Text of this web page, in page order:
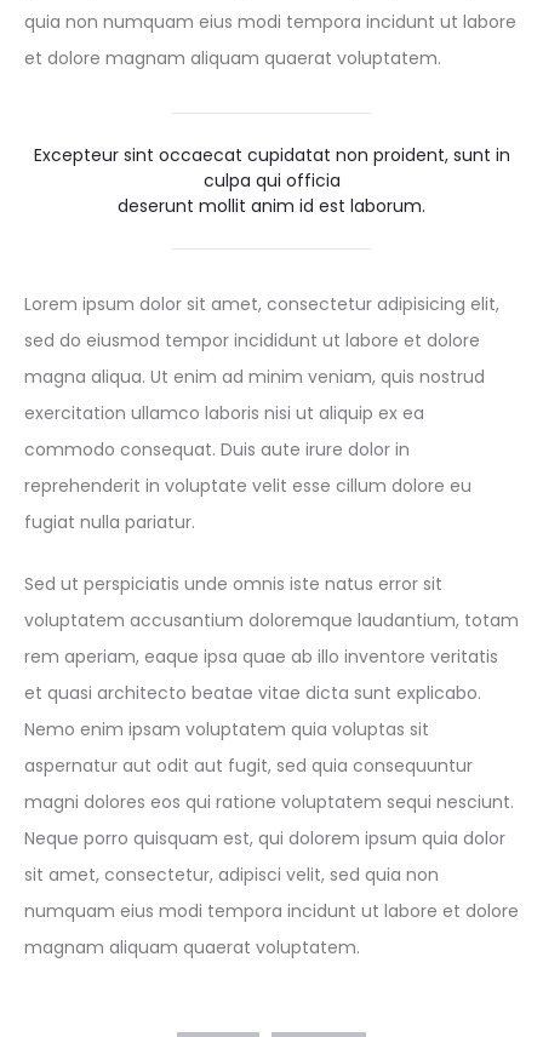
quia non numquam eius modi tempora incidunt ut labore
et dolore magnam aliquam quaerat voluptatem.
Excepteur sint occaecat cupidatat non proident, sunt in
culpa qui officia
deserunt mollit anim id est laborum.
Lorem ipsum dolor sit amet, consectetur adipisicing elit,
sed do eiusmod tempor incididunt ut labore et dolore
magna aliqua. Ut enim ad minim veniam, quis nostrud
exercitation ullamco laboris nisi ut aliquip ex ea
commodo consequat. Duis aute irure dolor in
reprehenderit in voluptate velit esse cillum dolore eu
fugiat nulla pariatur.
Sed ut perspiciatis unde omnis iste natus error sit
voluptatem accusantium doloremque laudantium, totam
rem aperiam, eaque ipsa quae ab illo inventore veritatis
et quasi architecto beatae vitae dicta sunt explicabo.
Nemo enim ipsam voluptatem quia voluptas sit
aspernatur aut odit aut fugit, sed quia consequuntur
magni dolores eos qui ratione voluptatem sequi nesciunt.
Neque porro quisquam est, qui dolorem ipsum quia dolor
sit amet, consectetur, adipisci velit, sed quia non
numquam eius modi tempora incidunt ut labore et dolore
magnam aliquam quaerat voluptatem.